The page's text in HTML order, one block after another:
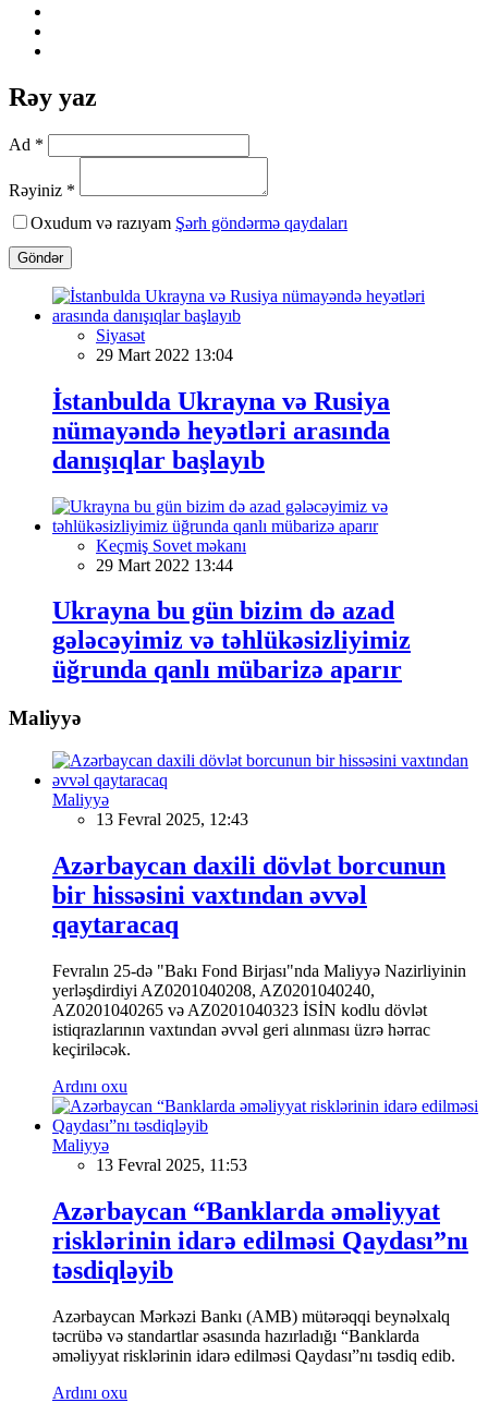
Rəy yaz
Ad *
Rəyiniz *
Oxudum və razıyam Şərh göndərmə qaydaları
Göndər
Siyasət
29 Mart 2022 13:04
İstanbulda Ukrayna və Rusiya
nümayəndə heyətləri arasında
danışıqlar başlayıb
Keçmiş Sovet məkanı
29 Mart 2022 13:44
Ukrayna bu gün bizim də azad
gələcəyimiz və təhlükəsizliyimiz
üğrunda qanlı mübarizə aparır
Maliyyə
Maliyyə
13 Fevral 2025, 12:43
Azərbaycan daxili dövlət borcunun
bir hissəsini vaxtından əvvəl
qaytaracaq
Fevralın 25-də "Bakı Fond Birjası"nda Maliyyə Nazirliyinin
yerləşdirdiyi AZ0201040208, AZ0201040240,
AZ0201040265 və AZ0201040323 İSİN kodlu dövlət
istiqrazlarının vaxtından əvvəl geri alınması üzrə hərrac
keçiriləcək.
Ardını oxu
Maliyyə
13 Fevral 2025, 11:53
Azərbaycan “Banklarda əməliyyat
risklərinin idarə edilməsi Qaydası”nı
təsdiqləyib
Azərbaycan Mərkəzi Bankı (AMB) mütərəqqi beynəlxalq
təcrübə və standartlar əsasında hazırladığı “Banklarda
əməliyyat risklərinin idarə edilməsi Qaydası”nı təsdiq edib.
Ardını oxu